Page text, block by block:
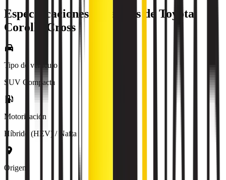
Especificaciones generales de Toyota
Corolla Cross
Tipo de vehículo
SUV Compacta
Motorización
Híbrido (HEV) / Nafta
Origen